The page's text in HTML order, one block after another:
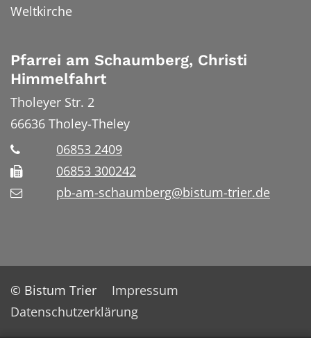
Weltkirche
Pfarrei am Schaumberg, Christi
Himmelfahrt
Tholeyer Str. 2
66636 Tholey-Theley
06853 2409
06853 300242
pb-am-schaumberg@bistum-trier.de
© Bistum Trier
Impressum
Datenschutzerklärung